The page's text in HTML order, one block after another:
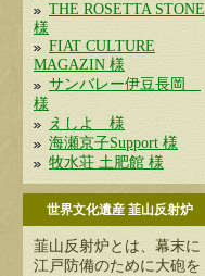
THE ROSETTA STONE
様
FIAT CULTURE
MAGAZIN 様
サンバレー伊豆長岡
様
えしよ 様
海瀬京子Support 様
牧水荘 土肥館 様
世界文化遺産 韮山反射炉
韮山反射炉とは、幕末に
江戸防備のために大砲を